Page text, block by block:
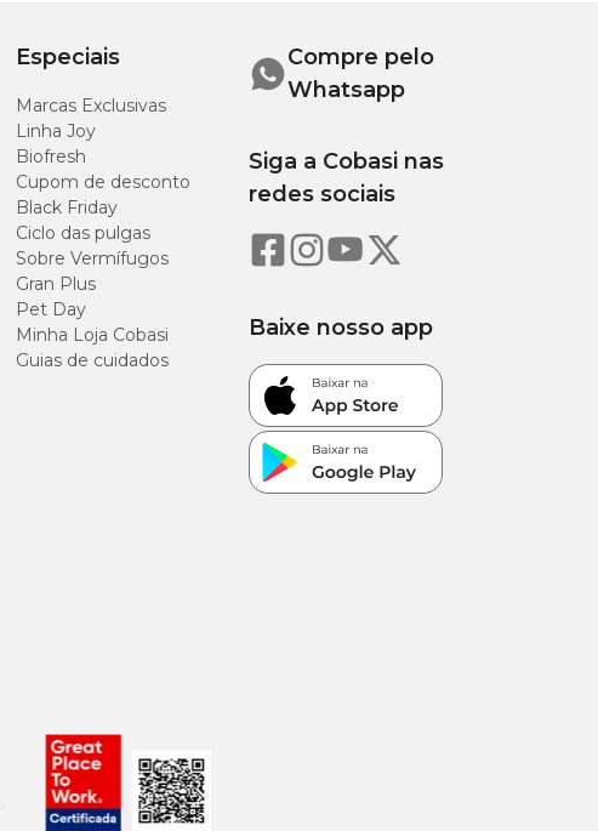
Especiais
Marcas Exclusivas
Linha Joy
Biofresh
Cupom de desconto
Black Friday
Ciclo das pulgas
Sobre Vermífugos
Gran Plus
Pet Day
Minha Loja Cobasi
Guias de cuidados
Compre pelo
Whatsapp
Siga a Cobasi nas
redes sociais
Baixe nosso app